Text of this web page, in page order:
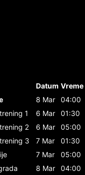
Datum Vreme
8 Mar
04:00
1 6 Mar
01:30
2 6 Mar
05:00
3 7 Mar
01:30
7 Mar
05:00
8 Mar
04:00